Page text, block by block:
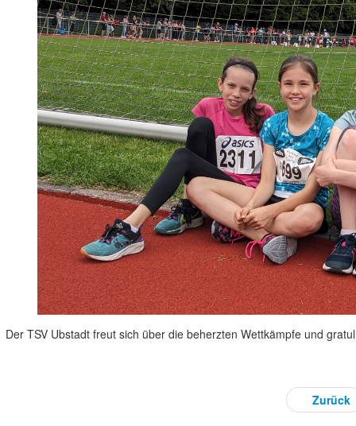
Der TSV Ubstadt freut sich über die beherzten Wettkämpfe und
Zurück